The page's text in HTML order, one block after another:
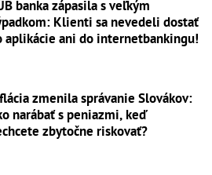
banka zápasila s veľkým
Klienti sa nevedeli dostať
aplikácie ani do internetbankingu!
zmenila správanie Slovákov:
narábať s peniazmi, keď
zbytočne riskovať?